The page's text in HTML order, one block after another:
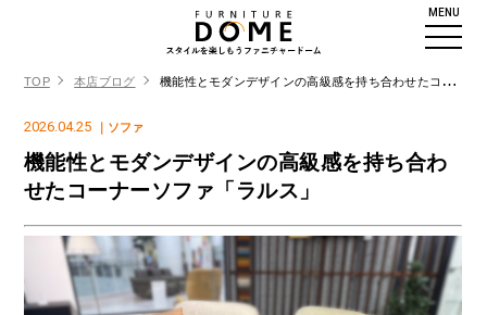
MENU
TOP 本店ブログ 機能性とモダンデザインの高級感を持ち合わせたコーナーソファ「ラルス」
2026.04.25 ｜ソファ
機能性とモダンデザインの高級感を持ち合わ
せたコーナーソファ「ラルス」